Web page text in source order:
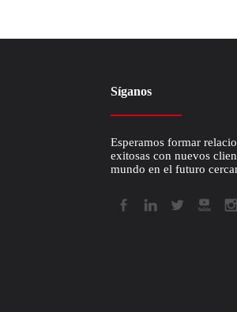
Síganos
Esperamos formar
exitosas con nuevos
mundo en el futuro